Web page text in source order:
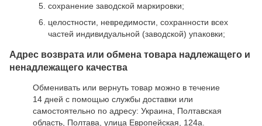
сохранение заводской маркировки;
целостности, невредимости, сохранности всех
частей индивидуальной (заводской) упаковки;
Адрес возврата или обмена товара надлежащего и
ненадлежащего качества
Обменивать или вернуть товар можно в течение
14 дней с помощью службы доставки или
самостоятельно по адресу: Украина, Полтавская
область, Полтава, улица Европейская, 124а.